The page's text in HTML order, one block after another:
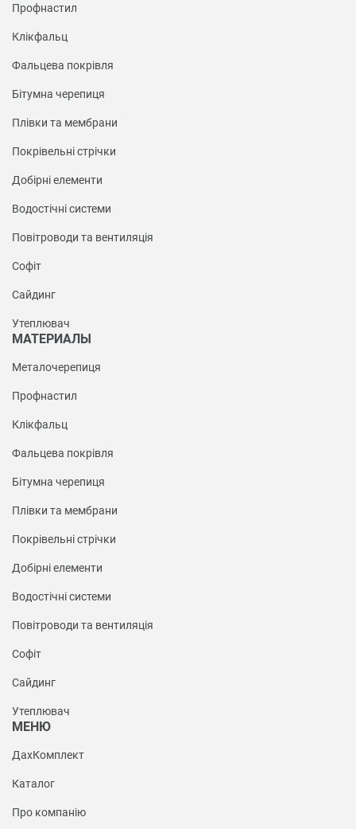
Профнастил
Клікфальц
Фальцева покрівля
Бітумна черепиця
Плівки та мембрани
Покрівельні стрічки
Добірні елементи
Водостічні системи
Повітроводи та вентиляція
Софіт
Сайдинг
Утеплювач
МАТЕРИАЛЫ
Металочерепиця
Профнастил
Клікфальц
Фальцева покрівля
Бітумна черепиця
Плівки та мембрани
Покрівельні стрічки
Добірні елементи
Водостічні системи
Повітроводи та вентиляція
Софіт
Сайдинг
Утеплювач
МЕНЮ
ДахКомплект
Каталог
Про компанію